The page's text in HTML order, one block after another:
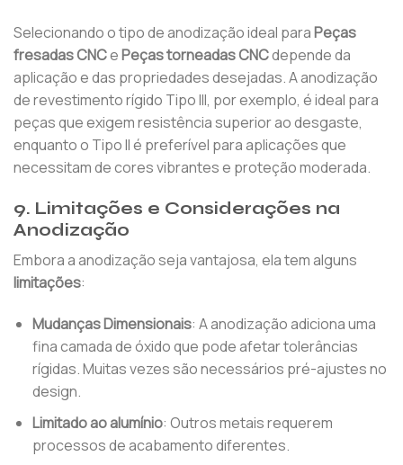
Selecionando o tipo de anodização ideal paraPeças
fresadas CNCePeças torneadas CNCdepende da
aplicação e das propriedades desejadas. A anodização
de revestimento rígido Tipo III, por exemplo, é ideal para
peças que exigem resistência superior ao desgaste,
enquanto o Tipo II é preferível para aplicações que
necessitam de cores vibrantes e proteção moderada.
9. Limitações e Considerações na
Anodização
Embora a anodização seja vantajosa, ela tem alguns
limitações:
Mudanças Dimensionais: A anodização adiciona uma
fina camada de óxido que pode afetar tolerâncias
rígidas. Muitas vezes são necessários pré-ajustes no
design.
Limitado ao alumínio: Outros metais requerem
processos de acabamento diferentes.